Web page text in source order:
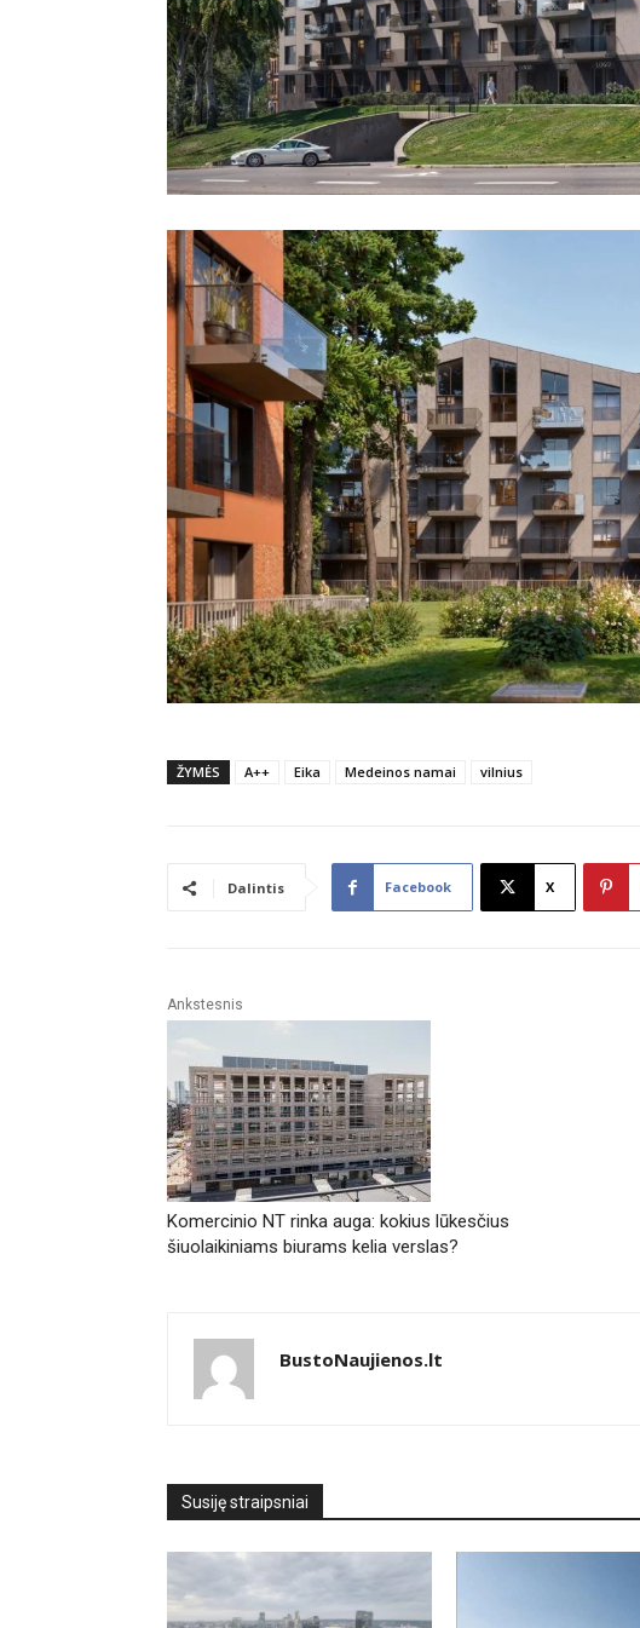
ŽYMĖS A++ Eika Medeinos namai vilnius
Dalintis Facebook X
Ankstesnis
Komercinio NT rinka auga: kokius lūkesčius
šiuolaikiniams biurams kelia verslas?
BustoNaujienos.lt
Susiję straipsniai